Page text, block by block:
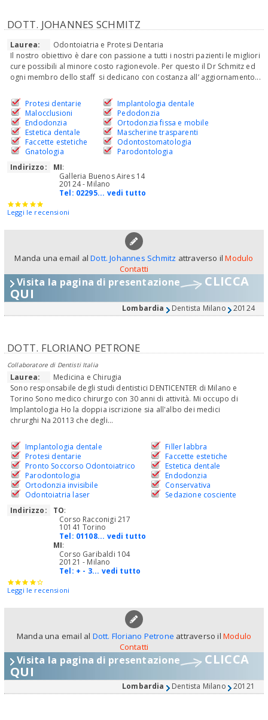
DOTT. JOHANNES SCHMITZ
Laurea:
Odontoiatria e Protesi Dentaria
Il nostro obiettivo è dare con passione a tutti i nostri pazienti le migliori
cure possibili al minore costo ragionevole. Per questo il Dr Schmitz ed
ogni membro dello staff si dedicano con costanza all’ aggiornamento...
Protesi dentarie
Malocclusioni
Endodonzia
Estetica dentale
Faccette estetiche
Gnatologia
Implantologia dentale
Pedodonzia
Ortodonzia fissa e mobile
Mascherine trasparenti
Odontostomatologia
Parodontologia
Indirizzo:
MI:
Galleria Buenos Aires 14
20124 - Milano
Tel: 02295... vedi tutto
Leggi le recensioni
Manda una email alDott. Johannes Schmitz attraverso ilModulo
Contatti
Visita la pagina di presentazione CLICCA
QUI
Lombardia Dentista Milano 20124
DOTT. FLORIANO PETRONE
Collaboratore di Dentisti Italia
Laurea:
Medicina e Chirugia
Sono responsabile degli studi dentistici DENTICENTER di Milano e
Torino Sono medico chirurgo con 30 anni di attività. Mi occupo di
Implantologia Ho la doppia iscrizione sia all'albo dei medici
chrurghi Na 20113 che degli...
Implantologia dentale
Protesi dentarie
Pronto Soccorso Odontoiatrico
Parodontologia
Ortodonzia invisibile
Odontoiatria laser
Filler labbra
Faccette estetiche
Estetica dentale
Endodonzia
Conservativa
Sedazione cosciente
Indirizzo:
TO:
Corso Racconigi 217
10141 Torino
Tel: 01108... vedi tutto
MI:
Corso Garibaldi 104
20121 - Milano
Tel: + - 3... vedi tutto
Leggi le recensioni
Manda una email al Dott. Floriano Petrone attraverso il Modulo
Contatti
Visita la pagina di presentazione CLICCA
QUI
Lombardia Dentista Milano 20121